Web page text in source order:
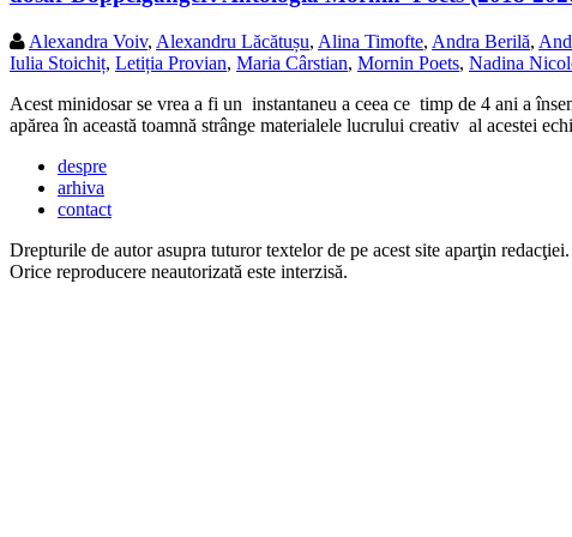
Alexandra Voiv, Alexandru Lăcătușu, Alina Timofte, Andra Berilă,
Iulia Stoichiț, Letiția Provian, Maria Cârstian, Mornin Poets, Nadina
Acest minidosar se vrea a fi un instantaneu a ceea ce timp de 4 ani a
apărea în această toamnă strânge materialele lucrului creativ al acestei
despre
arhiva
contact
Drepturile de autor asupra tuturor textelor de pe acest site aparţin redacţiei.
Orice reproducere neautorizată este interzisă.